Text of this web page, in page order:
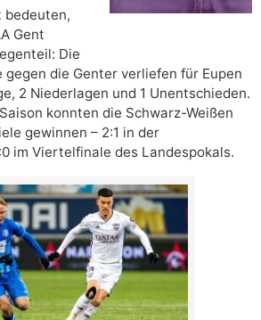
bedeuten,
Gent
Die
die Genter verliefen für Eupen
2 Niederlagen und 1 Unentschieden.
konnten die Schwarz-Weißen
gewinnen – 2:1 in der
im Viertelfinale des Landespokals.